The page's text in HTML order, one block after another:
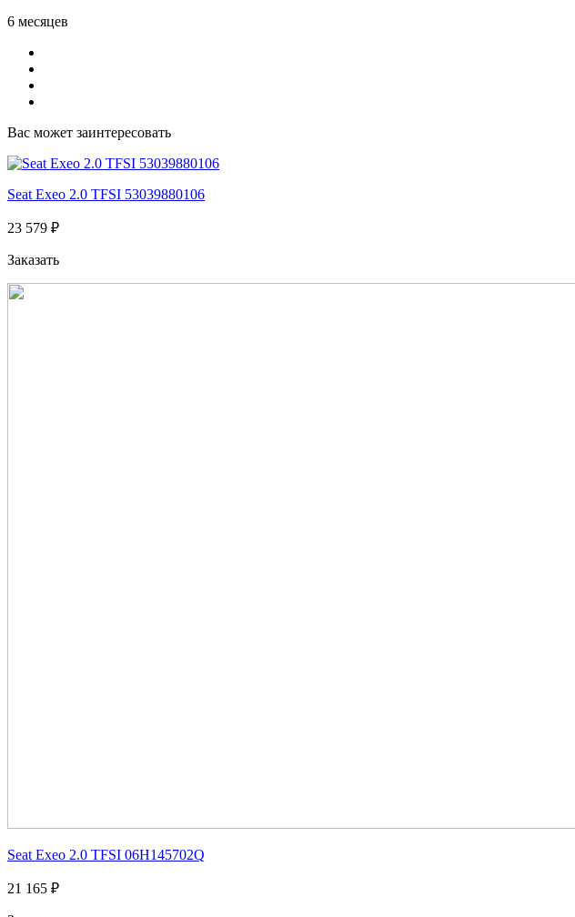
6 месяцев
Вас может заинтересовать
Seat Exeo 2.0 TFSI 53039880106
23 579 ₽
Заказать
Seat Exeo 2.0 TFSI 06H145702Q
21 165 ₽